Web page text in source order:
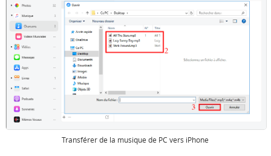
Transférer de la musique de PC vers iPhone